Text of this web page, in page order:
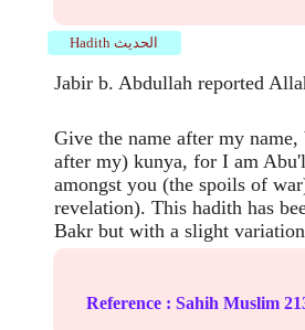
Hadith الحديث
Give the name after my
after my) kunya, for I am
amongst you (the spoils of
revelation). This hadith has
Bakr but with a slight
Reference : Sahih Muslim